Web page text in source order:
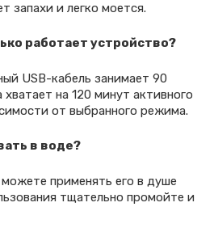
запахи и легко моется.
работает устройство?
USB-кабель занимает 90
на 120 минут активного
от выбранного режима.
в воде?
применять его в душе
тщательно промойте и